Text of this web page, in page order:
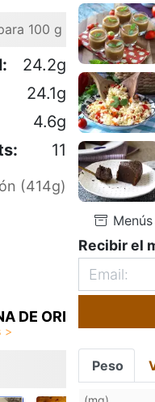
100 g
24.2g
24.1g
4.6g
11
(414g)
DE ORI
Recibir el
Peso